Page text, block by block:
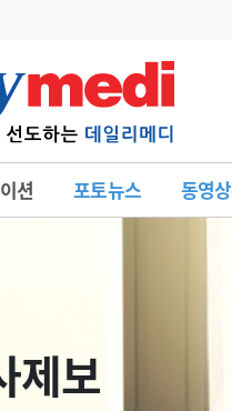
션 포토뉴스 동영
6
관리급여 실시
의과대학 입시
10 약가인하
제보